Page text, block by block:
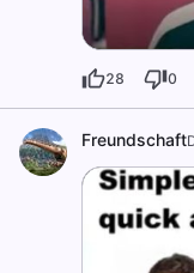
28 0
Freundschaft